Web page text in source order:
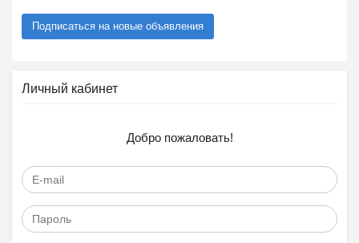
Подписаться на новые объявления
Личный кабинет
Добро пожаловать!